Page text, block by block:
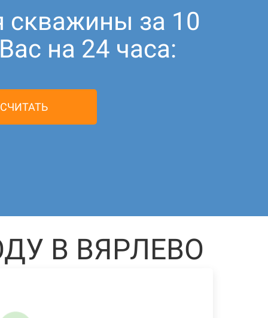
скважины за 10
на 24 часа:
В ВЯРЛЕВО